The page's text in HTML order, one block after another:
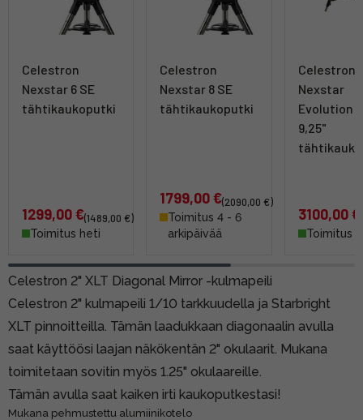
Celestron
Nexstar 6 SE
tähtikaukoputki
1299,00 €(1489,00 €)
Toimitus heti
Celestron
Nexstar 8 SE
tähtikaukoputki
1799,00 €(2090,00 €)
Toimitus 4 - 6
arkipäivää
Celestron
Nexstar
Evolution
9,25"
3100,00 €
Toimitus
Celestron 2" XLT Diagonal Mirror -kulmapeili
Celestron 2" kulmapeili 1/10 tarkkuudella ja Starbright
XLT pinnoitteilla. Tämän laadukkaan diagonaalin avulla
saat käyttöösi laajan näkökentän 2" okulaarit. Mukana
toimitetaan sovitin myös 1.25" okulaareille.
Tämän avulla saat kaiken irti kaukoputkestasi!
Mukana pehmustettu alumiinikotelo